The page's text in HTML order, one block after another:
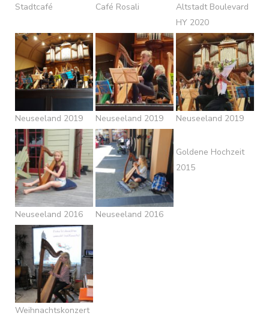
Stadtcafé Café Rosali
Altstadt Boulevard
HY 2020
Neuseeland 2019 Neuseeland 2019 Neuseeland 2019
Neuseeland 2016 Neuseeland 2016
Goldene Hochzeit
2015
Weihnachtskonzert